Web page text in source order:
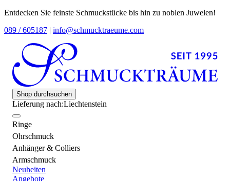
Entdecken Sie feinste Schmuckstücke bis hin zu noblen Juwelen!
089 / 605187 | info@schmucktraeume.com
Shop durchsuchen
Lieferung nach:Liechtenstein
Ringe
Ohrschmuck
Anhänger & Colliers
Armschmuck
Neuheiten
Angebote